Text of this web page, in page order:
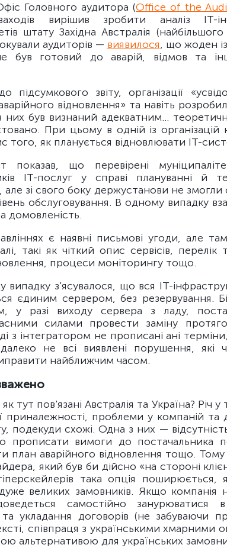
Головного аудитора (Office of the
вирішив зробити аналіз ІТ-
штату Західна Австралія
аудиторів — виявилося, що жоден
був готовий до аварій, відмов та
підсумкового звіту, організації
відновлення» та навіть
був визнаний адекватним…
При цьому в одній із організацій
того, як планується відновлювати ІТ-
показав, що перевірені
ІТ-послуг у справі плануванні й
але зі свого боку держустанови не
обслуговування. В одному випадку
домовленість.
є наявні письмові угоди, але
такі як чіткий опис сервісів,
процеси моніторингу тощо.
з'ясувалося, що вся ІТ-
єдиним сервером, без резервування.
у разі виходу сервера з ладу,
силами провести заміну
з інтегратором не прописані ані
не всі виявлені порушення, які
найближчим часом.
тут пов'язані Австралія та Україна? Річ
приналежності, проблеми у компаній та
подекуди схожі. Одна з них —
прописати вимоги до постачальника
план аварійного відновлення тощо.
який був би дійсно «на стороні
така опція
великих замовників. Якщо компанія
доведеться самостійно
та укладання договорів (не забуваючи
співпраця з українськими хмарними
альтернативою для українських